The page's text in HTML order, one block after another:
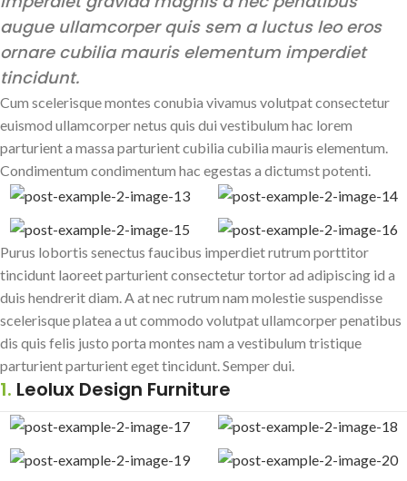
augue ullamcorper quis sem a luctus leo eros
ornare cubilia mauris elementum imperdiet
tincidunt.
Cum scelerisque montes conubia vivamus volutpat consectetur
euismod ullamcorper netus quis dui vestibulum hac lorem
parturient a massa parturient cubilia cubilia mauris elementum.
Condimentum condimentum hac egestas a dictumst potenti.
Purus lobortis senectus faucibus imperdiet rutrum porttitor
tincidunt laoreet parturient consectetur tortor ad adipiscing id a
duis hendrerit diam. A at nec rutrum nam molestie suspendisse
scelerisque platea a ut commodo volutpat ullamcorper penatibus
dis quis felis justo porta montes nam a vestibulum tristique
parturient parturient eget tincidunt. Semper dui.
1. Leolux Design Furniture